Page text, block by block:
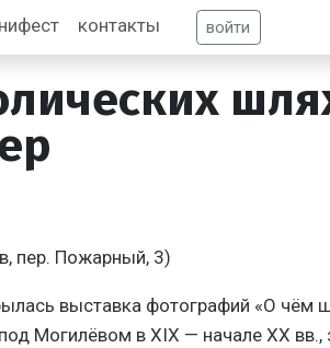
контакты войти
пер. Пожарный, 3)
выставка фотографий «О чём
Могилёвом в ХІХ — начале ХХ вв.,